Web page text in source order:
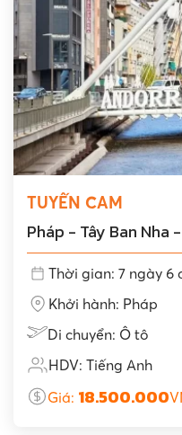
TUYẾN CAM
Pháp - Tây Ban Nha
Thời gian: 7 ngày 6
Khởi hành: Pháp
Di chuyển: Ô tô
HDV: Tiếng Anh
Giá: 18.500.000